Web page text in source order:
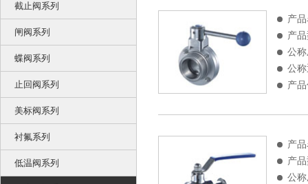
截止阀系列
闸阀系列
蝶阀系列
止回阀系列
美标阀系列
衬氟系列
低温阀系列
产
纹蝶阀
产
公
公
产
产
产
公